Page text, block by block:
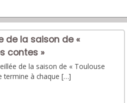
de la saison de «
contes »
de la saison de « Toulouse
termine à chaque […]